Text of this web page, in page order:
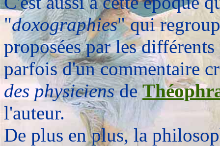
"doxographies" qui
proposées par les
parfois d'un commentaire
des physiciensde
l'auteur.
De plus en plus, la